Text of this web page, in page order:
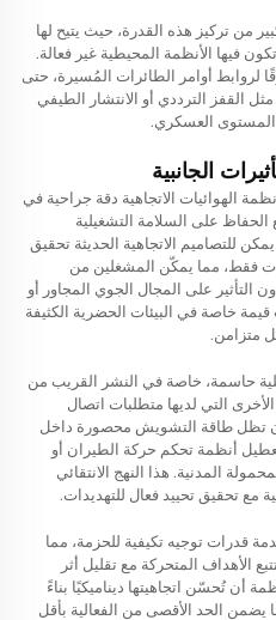
من تركيز هذه القدرة، حيث يتيح لها
فيها الأنظمة المحيطية غير فعالة.
لروابط أوامر الطائرات المُسيرة، حتى
القفز الترددي أو الانتشار الطيفي
المستوى العسكري.
الجانبية
الهوائيات الاتجاهية دقة جراحية في
على السلامة التشغيلية
للتصاميم الاتجاهية الحديثة تحقيق
للحزمة تصل إلى 10 درجات فقط، مما يمكّن المشغلين من
التأثير على المجال الجوي المجاور أو
خاصة في البيئات الحضرية الكثيفة
متزامن.
حاسمة، خاصة في النشر القريب من
التي لديها متطلبات اتصال
تظل طاقة التشويش محصورة داخل
أنظمة تحكم حركة الطيران أو
المدنية. هذا النهج الانتقائي
مع تحقيق تحييد فعال للتهديدات.
قدرات توجيه تكيفية للحزمة، مما
الأهداف المتحركة مع تقليل أثر
أن تُحسّن اتجاهيتها ديناميكيًا بناءً
يضمن الحد الأقصى من الفعالية بأقل